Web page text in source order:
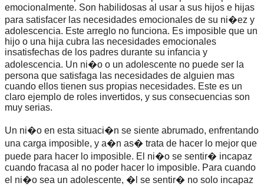
emocionalmente. Son habilidosas al usar a sus hijos e hijas
para satisfacer las necesidades emocionales de su ni�ez y
adolescencia. Este arreglo no funciona. Es imposible que un
hijo o una hija cubra las necesidades emocionales
insatisfechas de los padres durante su infancia y
adolescencia. Un ni�o o un adolescente no puede ser la
persona que satisfaga las necesidades de alguien mas
cuando ellos tienen sus propias necesidades. Este es un
claro ejemplo de roles invertidos, y sus consecuencias son
muy serias.
Un ni�o en esta situaci�n se siente abrumado, enfrentando
una carga imposible, y a�n as� trata de hacer lo mejor que
puede para hacer lo imposible. El ni�o se sentir� incapaz
cuando fracasa al no poder hacer lo imposible. Para cuando
el ni�o sea un adolescente, �l se sentir� no solo incapaz